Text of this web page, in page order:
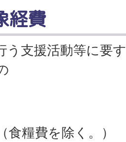
経費
う支援活動等に要
食糧費を除く。）